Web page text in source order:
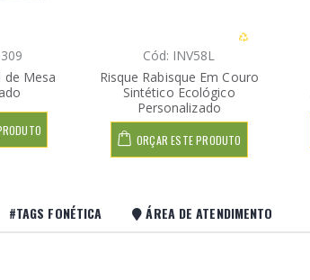
de Mesa
Cód: INV58L
Risque Rabisque Em Couro
Sintético Ecológico
Personalizado
ORÇAR ESTE PRODUTO
#TAGS FONÉTICA ÁREA DE ATENDIMENTO